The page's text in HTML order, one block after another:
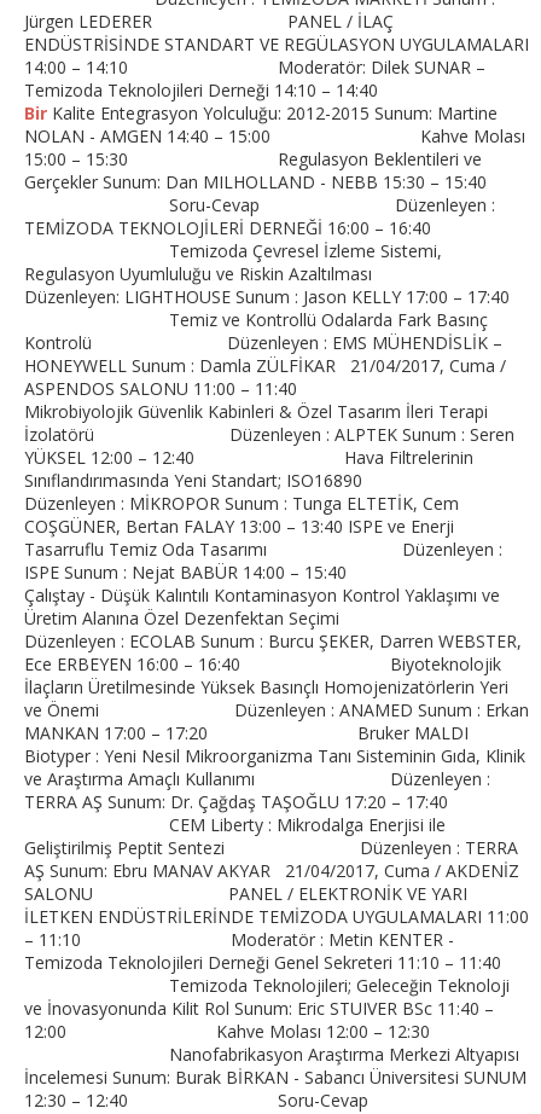
Jürgen LEDERER PANEL / İLAÇ
ENDÜSTRİSİNDE STANDART VE REGÜLASYON UYGULAMALARI
14:00 – 14:10 Moderatör: Dilek SUNAR –
Temizoda Teknolojileri Derneği 14:10 – 14:40
Bir Kalite Entegrasyon Yolculuğu: 2012-2015 Sunum: Martine
NOLAN - AMGEN 14:40 – 15:00 Kahve Molası
15:00 – 15:30 Regulasyon Beklentileri ve
Gerçekler Sunum: Dan MILHOLLAND - NEBB 15:30 – 15:40
Soru-Cevap Düzenleyen :
TEMİZODA TEKNOLOJİLERİ DERNEĞİ 16:00 – 16:40
Temizoda Çevresel İzleme Sistemi,
Regulasyon Uyumluluğu ve Riskin Azaltılması
Düzenleyen: LIGHTHOUSE Sunum : Jason KELLY 17:00 – 17:40
Temiz ve Kontrollü Odalarda Fark Basınç
Kontrolü Düzenleyen : EMS MÜHENDİSLİK –
HONEYWELL Sunum : Damla ZÜLFİKAR 21/04/2017, Cuma /
ASPENDOS SALONU 11:00 – 11:40
Mikrobiyolojik Güvenlik Kabinleri & Özel Tasarım İleri Terapi
İzolatörü Düzenleyen : ALPTEK Sunum : Seren
YÜKSEL 12:00 – 12:40 Hava Filtrelerinin
Sınıflandırımasında Yeni Standart; ISO16890
Düzenleyen : MİKROPOR Sunum : Tunga ELTETİK, Cem
COŞGÜNER, Bertan FALAY 13:00 – 13:40 ISPE ve Enerji
Tasarruflu Temiz Oda Tasarımı Düzenleyen :
ISPE Sunum : Nejat BABÜR 14:00 – 15:40
Çalıştay - Düşük Kalıntılı Kontaminasyon Kontrol Yaklaşımı ve
Üretim Alanına Özel Dezenfektan Seçimi
Düzenleyen : ECOLAB Sunum : Burcu ŞEKER, Darren WEBSTER,
Ece ERBEYEN 16:00 – 16:40 Biyoteknolojik
İlaçların Üretilmesinde Yüksek Basınçlı Homojenizatörlerin Yeri
ve Önemi Düzenleyen : ANAMED Sunum : Erkan
MANKAN 17:00 – 17:20 Bruker MALDI
Biotyper : Yeni Nesil Mikroorganizma Tanı Sisteminin Gıda, Klinik
ve Araştırma Amaçlı Kullanımı Düzenleyen :
TERRA AŞ Sunum: Dr. Çağdaş TAŞOĞLU 17:20 – 17:40
CEM Liberty : Mikrodalga Enerjisi ile
Geliştirilmiş Peptit Sentezi Düzenleyen : TERRA
AŞ Sunum: Ebru MANAV AKYAR 21/04/2017, Cuma / AKDENİZ
SALONU PANEL / ELEKTRONİK VE YARI
İLETKEN ENDÜSTRİLERİNDE TEMİZODA UYGULAMALARI 11:00
– 11:10 Moderatör : Metin KENTER -
Temizoda Teknolojileri Derneği Genel Sekreteri 11:10 – 11:40
Temizoda Teknolojileri; Geleceğin Teknoloji
ve İnovasyonunda Kilit Rol Sunum: Eric STUIVER BSc 11:40 –
12:00 Kahve Molası 12:00 – 12:30
Nanofabrikasyon Araştırma Merkezi Altyapısı
İncelemesi Sunum: Burak BİRKAN - Sabancı Üniversitesi SUNUM
12:30 – 12:40 Soru-Cevap